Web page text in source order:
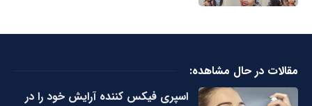
مقالات در حال مشاهده:
اسپری فیکس کننده آرایش خود را در